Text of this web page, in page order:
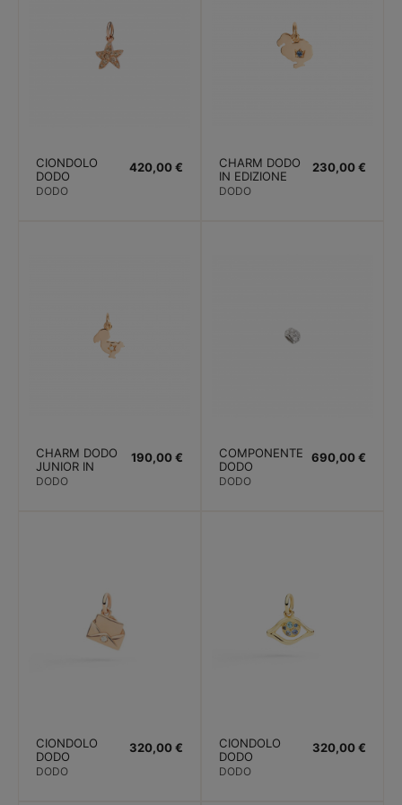
CIONDOLO
DODO
STELLINA
DODO
420,00 €
CHARM DODO
IN EDIZIONE
LIMITATA. ORO
DODO
230,00 €
CHARM DODO
JUNIOR IN
EDIZIONE
DODO
190,00 €
COMPONENTE
DODO
RONDELLA
DODO
690,00 €
CIONDOLO
DODO
LETTERA ORO
DODO
320,00 €
CIONDOLO
DODO
OCCHIO. ORO
DODO
320,00 €